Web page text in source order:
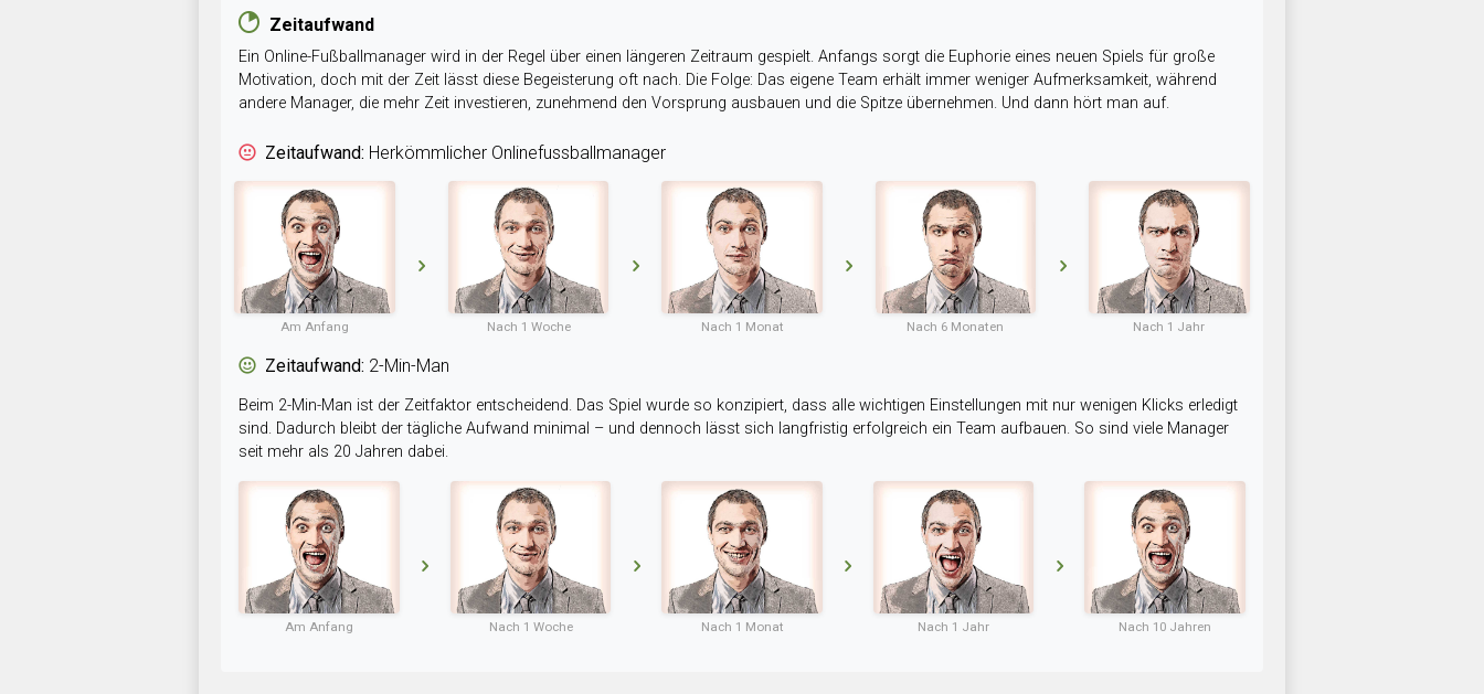
Zeitaufwand
Ein Online-Fußballmanager wird in der Regel über einen längeren Zeitraum gespielt. Anfangs sorgt die Euphorie eines neuen Spiels für große
Motivation, doch mit der Zeit lässt diese Begeisterung oft nach. Die Folge: Das eigene Team erhält immer weniger Aufmerksamkeit, während
andere Manager, die mehr Zeit investieren, zunehmend den Vorsprung ausbauen und die Spitze übernehmen. Und dann hört man auf.
Zeitaufwand: Herkömmlicher Onlinefussballmanager
Am Anfang Nach 1 Woche Nach 1 Monat Nach 6 Monaten Nach 1 Jahr
Zeitaufwand: 2-Min-Man
Beim 2-Min-Man ist der Zeitfaktor entscheidend. Das Spiel wurde so konzipiert, dass alle wichtigen Einstellungen mit nur wenigen Klicks erledigt
sind. Dadurch bleibt der tägliche Aufwand minimal – und dennoch lässt sich langfristig erfolgreich ein Team aufbauen. So sind viele Manager
seit mehr als 20 Jahren dabei.
Am Anfang Nach 1 Woche Nach 1 Monat Nach 1 Jahr Nach 10 Jahren